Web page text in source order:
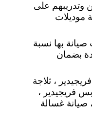
وتدريبهم على
موديلات
بها نسبة
بضمان
، ثلاجة
فريجيدير ،
صيانة غسالة